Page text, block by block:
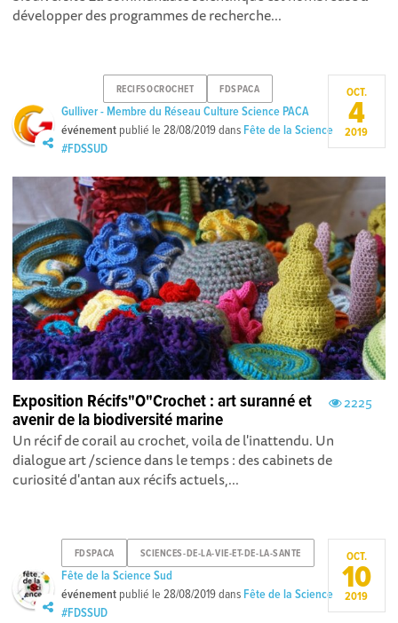
développer des programmes de recherche...
RECIFSOCROCHET FDSPACA
Gulliver - Membre du Réseau Culture Science PACA
événement publié le28/08/2019dans Fête de la Science
#FDSSUD
OCT.
4
2019
2225
Exposition Récifs"O"Crochet : art suranné et
avenir de la biodiversité marine
Un récif de corail au crochet, voila de l'inattendu. Un
dialogue art /science dans le temps : des cabinets de
curiosité d'antan aux récifs actuels,...
FDSPACA SCIENCES-DE-LA-VIE-ET-DE-LA-SANTE
Fête de la Science Sud
événement publié le28/08/2019dans Fête de la Science
#FDSSUD
OCT.
10
2019